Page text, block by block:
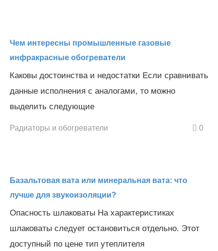
Чем интересны промышленные газовые
инфракрасные обогреватели
Каковы достоинства и недостатки Если сравнивать
данные исполнения с аналогами, то можно
выделить следующие
Радиаторы и обогреватели 0
Базальтовая вата или минеральная вата: что
лучше для звукоизоляции?
Опасность шлаковаты На характеристиках
шлаковаты следует остановиться отдельно. Этот
доступный по цене тип утеплителя